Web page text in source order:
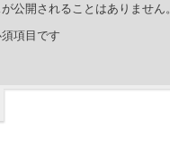
公開されることはありません。
項目です